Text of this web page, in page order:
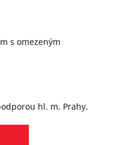
s omezeným
hl. m. Prahy.